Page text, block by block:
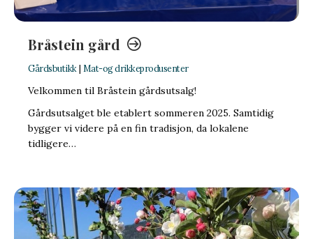
Bråstein gård
Gårdsbutikk| Mat-og drikkeprodusenter
Velkommen til Bråstein gårdsutsalg!
Gårdsutsalget ble etablert sommeren 2025. Samtidig
bygger vi videre på en fin tradisjon, da lokalene
tidligere…